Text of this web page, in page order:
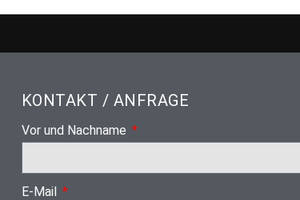
KONTAKT / ANFRAGE
Vor und Nachname
E-Mail